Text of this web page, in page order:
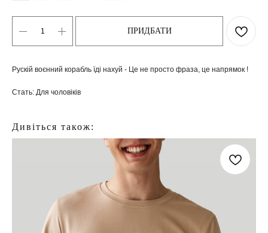
ПРИДБАТИ
Рускій воєнний корабль їді нахуй - Це не просто фраза, це напрямок !
Стать: Для чоловіків
Дивіться також: